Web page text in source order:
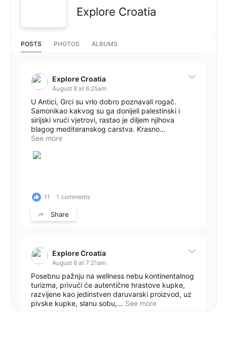
Explore Croatia
POSTS PHOTOS ALBUMS
Explore Croatia
August 8 at 6:25am
U Antici, Grci su vrlo dobro poznavali rogač.
Samonikao kakvog su ga donijeli palestinski i
sirijski vrući vjetrovi, rastao je diljem njihova
blagog mediteranskog carstva. Krasno...
See more
11 1 comments
Share
Explore Croatia
August 6 at 7:21am
Posebnu pažnju na wellness nebu kontinentalnog
turizma, privući će autentične hrastove kupke,
razvijene kao jedinstven daruvarski proizvod, uz
pivske kupke, slanu sobu,... See more